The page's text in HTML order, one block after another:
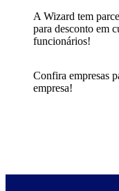
A Wizard tem
para desconto em
funcionários!
Confira empresas
empresa!